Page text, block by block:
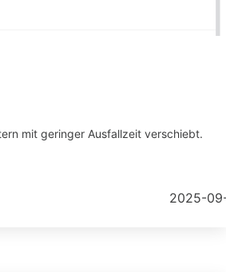
mit geringer Ausfallzeit verschiebt.
2025-